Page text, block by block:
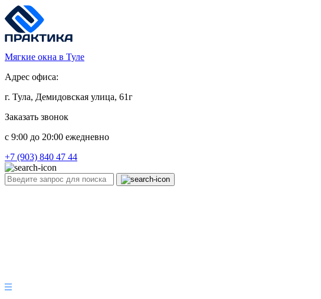
Мягкие окна в Туле
Адрес офиса:
г. Тула, Демидовская улица, 61г
Заказать звонок
c 9:00 до 20:00 ежедневно
+7 (903) 840 47 44